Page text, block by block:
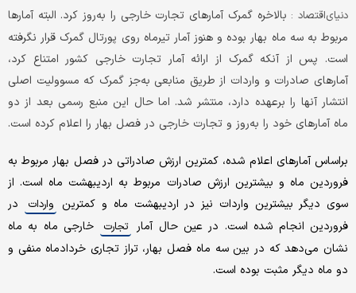
دنیای‌اقتصاد : بالاخره گمرک آمارهای تجارت خارجی را به‌روز کرد. البته آمارها
مربوط به سه ماه بهار بوده و هنوز آمار تیرماه روی پورتال گمرک قرار نگرفته
است. پس از آنکه گمرک از ارائه آمار تجارت خارجی کشور امتناع کرد،
آمارهای صادرات و واردات از طریق منابعی به‌جز گمرک که مسوولیت اصلی
انتشار آنها را برعهده دارد، منتشر شد. اما حال این منبع رسمی بعد از دو
ماه آمارهای خود را به‌روز و تجارت خارجی در فصل بهار را اعلام کرده است.
براساس آمارهای اعلام شده، کمترین ارزش صادراتی در فصل بهار مربوط به
فروردین ماه و بیشترین ارزش صادرات مربوط به اردیبهشت ماه است. از
سوی دیگر بیشترین واردات نیز در اردیبهشت ماه و کمترین
واردات
در
فروردین انجام شده است. در عین حال آمار
تجارت
خارجی ماه به ماه
نشان می‌دهد که در بین سه ماه فصل بهار، تراز تجاری خردادماه منفی و
دو ماه دیگر مثبت بوده است.